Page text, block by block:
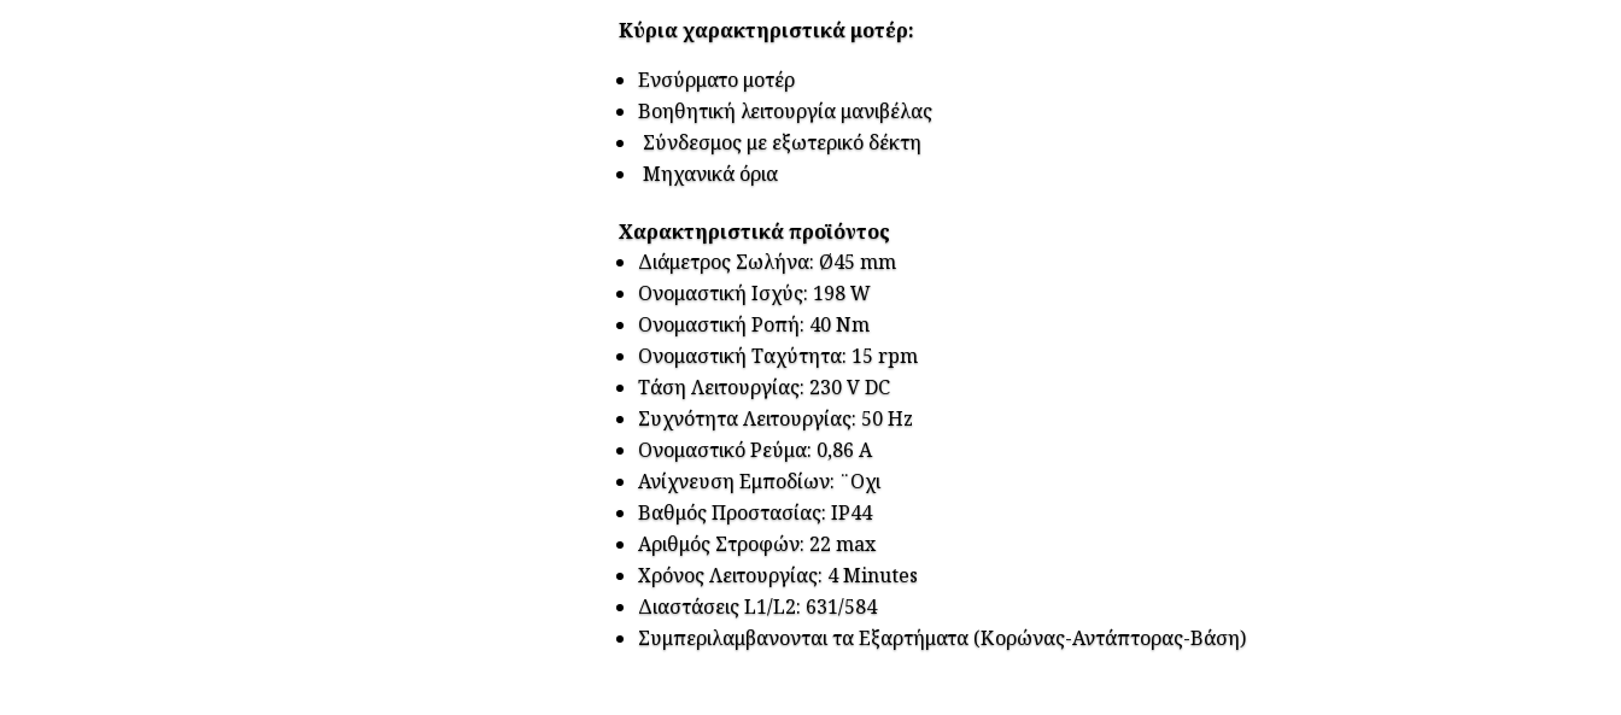
Κύρια χαρακτηριστικά μοτέρ:
Ενσύρματο μοτέρ
Βοηθητική λειτουργία μανιβέλας
Σύνδεσμος με εξωτερικό δέκτη
Μηχανικά όρια
Xαρακτηριστικά προϊόντος
Διάμετρος Σωλήνα: Ø45 mm
Ονομαστική Ισχύς: 198 W
Ονομαστική Ροπή: 40 Nm
Ονομαστική Ταχύτητα: 15 rpm
Τάση Λειτουργίας: 230 V DC
Συχνότητα Λειτουργίας: 50 Hz
Ονομαστικό Ρεύμα: 0,86 A
Ανίχνευση Εμποδίων: ¨Οχι
Βαθμός Προστασίας: IP44
Αριθμός Στροφών: 22 max
Χρόνος Λειτουργίας: 4 Minutes
Διαστάσεις L1/L2: 631/584
Συμπεριλαμβανονται τα Εξαρτήματα (Κορώνας-Αντάπτορας-Βάση)